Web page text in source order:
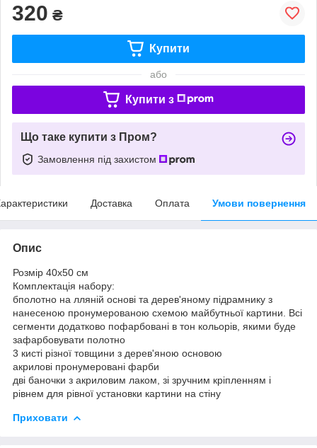
320 ₴
Купити
або
Купити з
Що таке купити з Пром?
Замовлення під захистом
Доставка Оплата Умови повернення
Опис
Розмір 40x50 см
Комплектація набору:
бполотно на лляній основі та дерев'яному підрамнику з
нанесеною пронумерованою схемою майбутньої картини. Всі
сегменти додатково пофарбовані в тон кольорів, якими буде
зафарбовувати полотно
3 кисті різної товщини з дерев'яною основою
акрилові пронумеровані фарби
дві баночки з акриловим лаком, зі зручним кріпленням і
рівнем для рівної установки картини на стіну
Приховати